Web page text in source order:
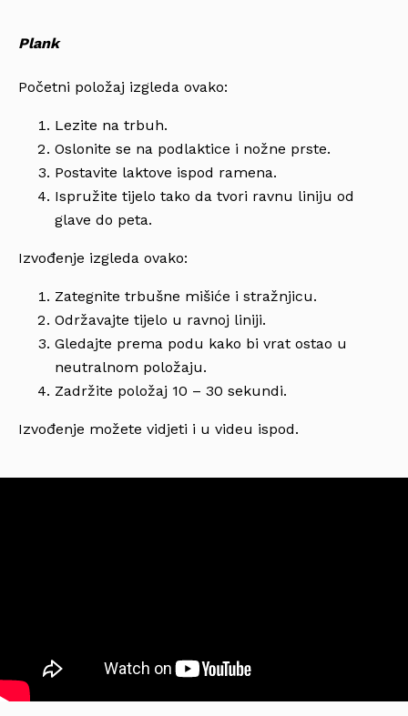
Plank
Početni položaj izgleda ovako:
Lezite na trbuh.
Oslonite se na podlaktice i nožne prste.
Postavite laktove ispod ramena.
Ispružite tijelo tako da tvori ravnu liniju od
glave do peta.
Izvođenje izgleda ovako:
Zategnite trbušne mišiće i stražnjicu.
Održavajte tijelo u ravnoj liniji.
Gledajte prema podu kako bi vrat ostao u
neutralnom položaju.
Zadržite položaj 10 – 30 sekundi.
Izvođenje možete vidjeti i u videu ispod.